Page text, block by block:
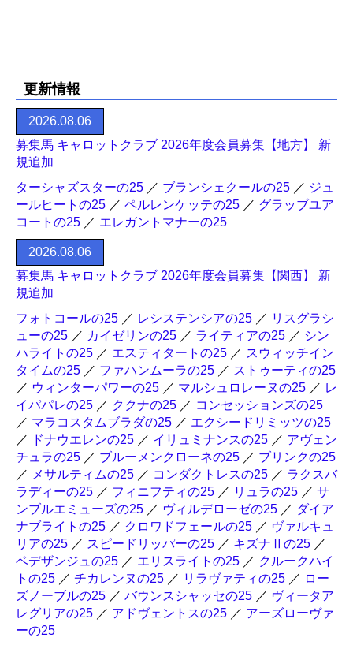
更新情報
2026.08.06
募集馬 キャロットクラブ 2026年度会員募集【地方】 新
規追加
ターシャズスターの25 ／ ブランシェクールの25 ／ ジュ
ールヒートの25 ／ ペルレンケッテの25 ／ グラッブユア
コートの25 ／ エレガントマナーの25
2026.08.06
募集馬 キャロットクラブ 2026年度会員募集【関西】 新
規追加
フォトコールの25 ／ レシステンシアの25 ／ リスグラシ
ューの25 ／ カイゼリンの25 ／ ライティアの25 ／ シン
ハライトの25 ／ エスティタートの25 ／ スウィッチイン
タイムの25 ／ ファハンムーラの25 ／ ストゥーティの25
／ ウィンターパワーの25 ／ マルシュロレーヌの25 ／ レ
イパパレの25 ／ ククナの25 ／ コンセッションズの25
／ マラコスタムブラダの25 ／ エクシードリミッツの25
／
ドナウエレンの25 ／ イリュミナンスの25 ／ アヴェン
チュラの25 ／ ブルーメンクローネの25 ／ ブリンクの25
／ メサルティムの25 ／ コンダクトレスの25 ／ ラクスバ
ラディーの25 ／ フィニフティの25 ／ リュラの25 ／ サ
ンブルエミューズの25 ／ ヴィルデローゼの25 ／ ダイア
ナブライトの25 ／ クロワドフェールの25 ／ ヴァルキュ
リアの25 ／ スピードリッパーの25 ／ キズナⅡの25 ／
ベデザンジュの25 ／ エリスライトの25 ／ クルークハイ
トの25 ／ チカレンヌの25 ／ リラヴァティの25 ／ ロー
ズノーブルの25 ／ バウンスシャッセの25 ／ ヴィータア
レグリアの25 ／ アドヴェントスの25 ／ アーズローヴァ
ーの25